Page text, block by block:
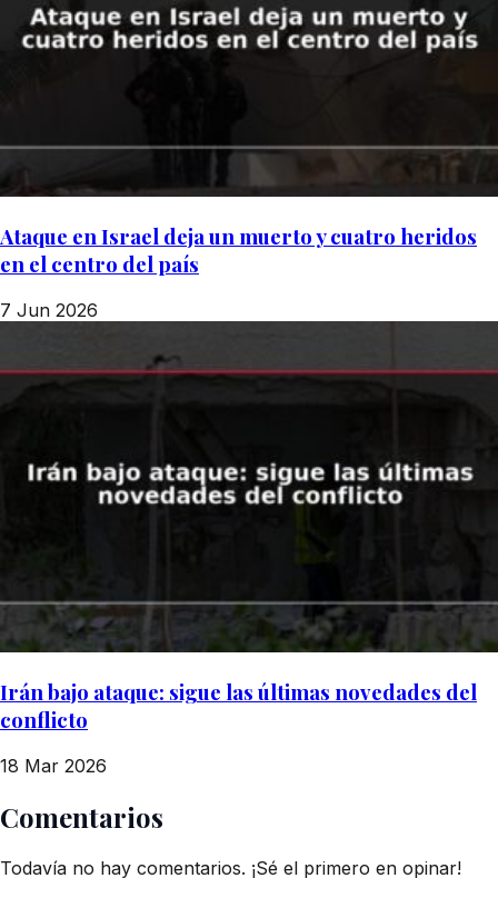
Ataque en Israel deja un muerto y cuatro heridos
en el centro del país
7 Jun 2026
Irán bajo ataque: sigue las últimas novedades del
conflicto
18 Mar 2026
Comentarios
Todavía no hay comentarios. ¡Sé el primero en opinar!